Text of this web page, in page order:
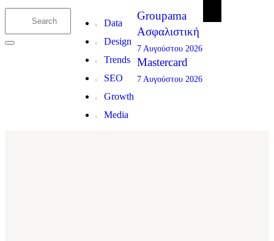
Data
Design
Trends
SEO
Growth
Media
Groupama
Ασφαλιστική
7 Αυγούστου 2026
Mastercard
7 Αυγούστου 2026